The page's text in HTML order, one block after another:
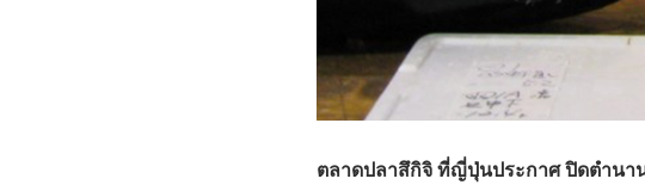
ตลาดปลาสึกิจิ ที่ญี่ปุ่นประกาศ ปิดตำนา